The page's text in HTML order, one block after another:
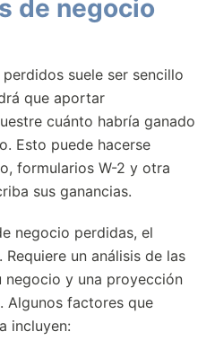
de negocio
suele ser sencillo
que aportar
cuánto habría ganado
Esto puede hacerse
formularios W-2 y otra
sus ganancias.
negocio perdidas, el
un análisis de las
negocio y una proyección
Algunos factores que
incluyen: